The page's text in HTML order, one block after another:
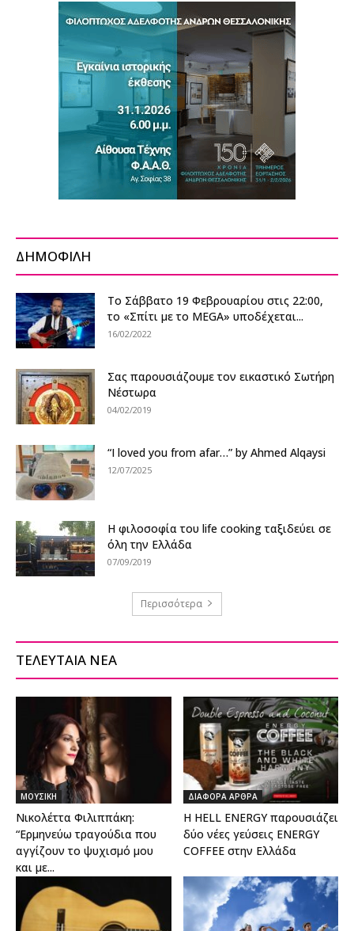
ΔΗΜΟΦΙΛΗ
Το Σάββατο 19 Φεβρουαρίου στις 22:00,
το «Σπίτι με το MEGA» υποδέχεται...
16/02/2022
Σας παρουσιάζουμε τον εικαστικό Σωτήρη
Νέστωρα
04/02/2019
“I loved you from afar…” by Ahmed Alqaysi
12/07/2025
Η φιλοσοφία του life cooking ταξιδεύει σε
όλη την Ελλάδα
07/09/2019
Περισσότερα
ΤΕΛΕΥΤΑΙΑ ΝΕΑ
ΜΟΥΣΙΚΗ
Νικολέττα Φιλιππάκη:
“Ερμηνεύω τραγούδια που
αγγίζουν το ψυχισμό μου
και με...
ΔΙΑΦΟΡΑ ΑΡΘΡΑ
Η HELL ENERGY παρουσιάζει
δύο νέες γεύσεις ENERGY
COFFEE στην Ελλάδα